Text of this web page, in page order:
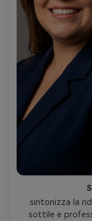
sintonizza la
sottile e